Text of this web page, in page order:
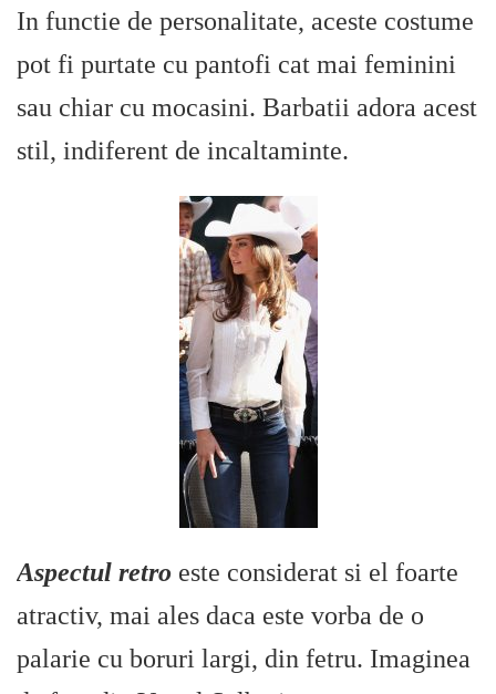
In functie de personalitate, aceste costume
pot fi purtate cu pantofi cat mai feminini
sau chiar cu mocasini. Barbatii adora acest
stil, indiferent de incaltaminte.
Aspectul retro este considerat si el foarte
atractiv, mai ales daca este vorba de o
palarie cu boruri largi, din fetru. Imaginea